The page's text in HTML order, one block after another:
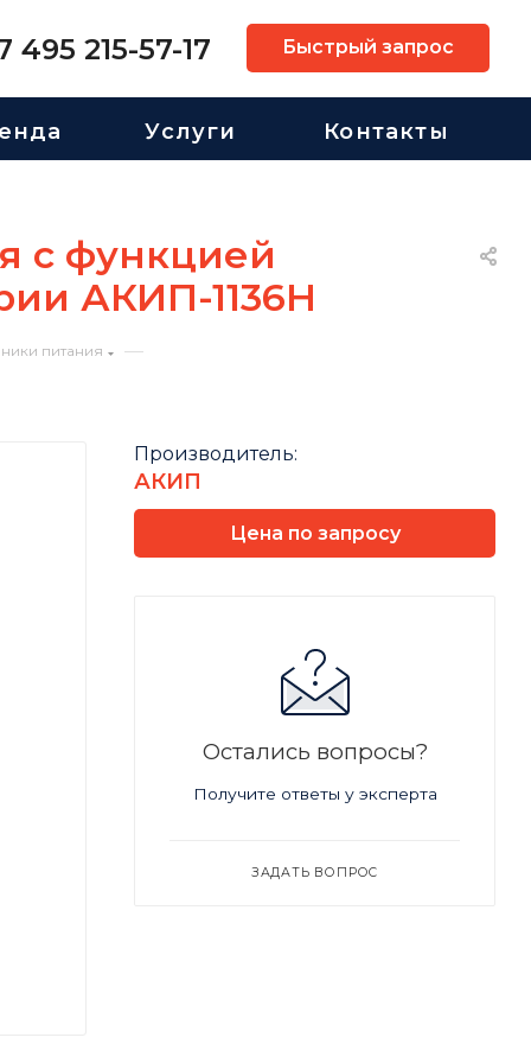
495 215-57-17 Быстрый запрос
Услуги Контакты
с функцией
АКИП-1136H
питания —
Производитель:
АКИП
Цена по запросу
Остались вопросы?
Получите ответы у эксперта
ЗАДАТЬ ВОПРОС